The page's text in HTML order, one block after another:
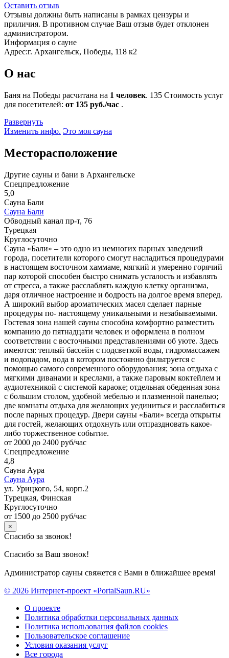
Оставить отзыв
Отзывы должны быть написаны в рамках цензуры и
приличия. В противном случае Ваш отзыв будет отклонен
администратором.
Информация о сауне
Адрес:г. Архангельск, Победы, 118 к2
О нас
Баня на Победы расчитана на 1 человек. 135 Стоимость услуг
для посетителей: от 135 руб./час .
Развернуть
Изменить инфо. Это моя сауна
Месторасположение
Другие сауны и бани в Архангельске
Спецпредложение
5,0
Сауна Бали
Сауна Бали
Обводный канал пр-т, 76
Турецкая
Круглосуточно
Сауна «Бали» – это одно из немногих парных заведений
города, посетители которого смогут насладиться процедурами
в настоящем восточном хаммаме, мягкий и умеренно горячий
пар которой способен быстро снимать усталость и избавлять
от стресса, а также расслаблять каждую клетку организма,
даря отличное настроение и бодрость на долгое время вперед.
А широкий выбор ароматических масел сделает парные
процедуры по- настоящему уникальными и незабываемыми.
Гостевая зона нашей сауны способна комфортно разместить
компанию до пятнадцати человек и оформлена в полном
соответствии с восточными представлениями об уюте. Здесь
имеются: теплый бассейн с подсветкой воды, гидромассажем
и водопадом, вода в котором постоянно фильтруется с
помощью самого современного оборудования; зона отдыха с
мягкими диванами и креслами, а также паровым коктейлем и
аудиотехникой с системой караоке; отдельная обеденная зона
с большим столом, удобной мебелью и плазменной панелью;
две комнаты отдыха для желающих уединиться и расслабиться
после парных процедур. Двери сауны «Бали» всегда открыты
для гостей, желающих отдохнуть или отпраздновать какое-
либо торжественное событие.
от 2000 до 2400 руб/час
Спецпредложение
4,8
Сауна Аура
Сауна Аура
ул. Урицкого, 54, корп.2
Турецкая, Финская
Круглосуточно
от 1500 до 2500 руб/час
×
Спасибо за звонок!
Спасибо за Ваш звонок!
Администратор сауны свяжется с Вами в ближайшее время!
© 2026 Интернет-проект «PortalSaun.RU»
О проекте
Политика обработки персональных данных
Политика использования файлов cookies
Пользовательское соглашение
Условия оказания услуг
Все города